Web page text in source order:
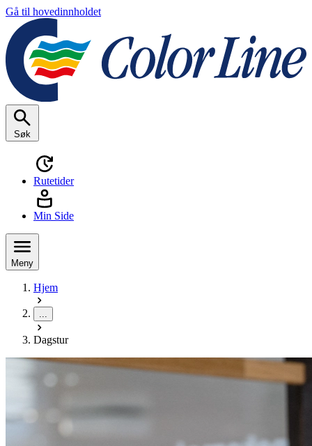
Gå til hovedinnholdet
Søk
Rutetider
Min Side
Meny
Hjem
Dagstur